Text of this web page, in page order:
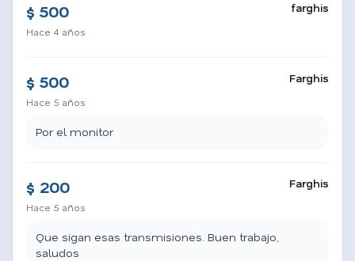
$ 500
Hace 4 años
farghis
$ 500
Hace 5 años
Farghis
Por el monitor
$ 200
Hace 5 años
Farghis
Que sigan esas transmisiones. Buen trabajo,
saludos